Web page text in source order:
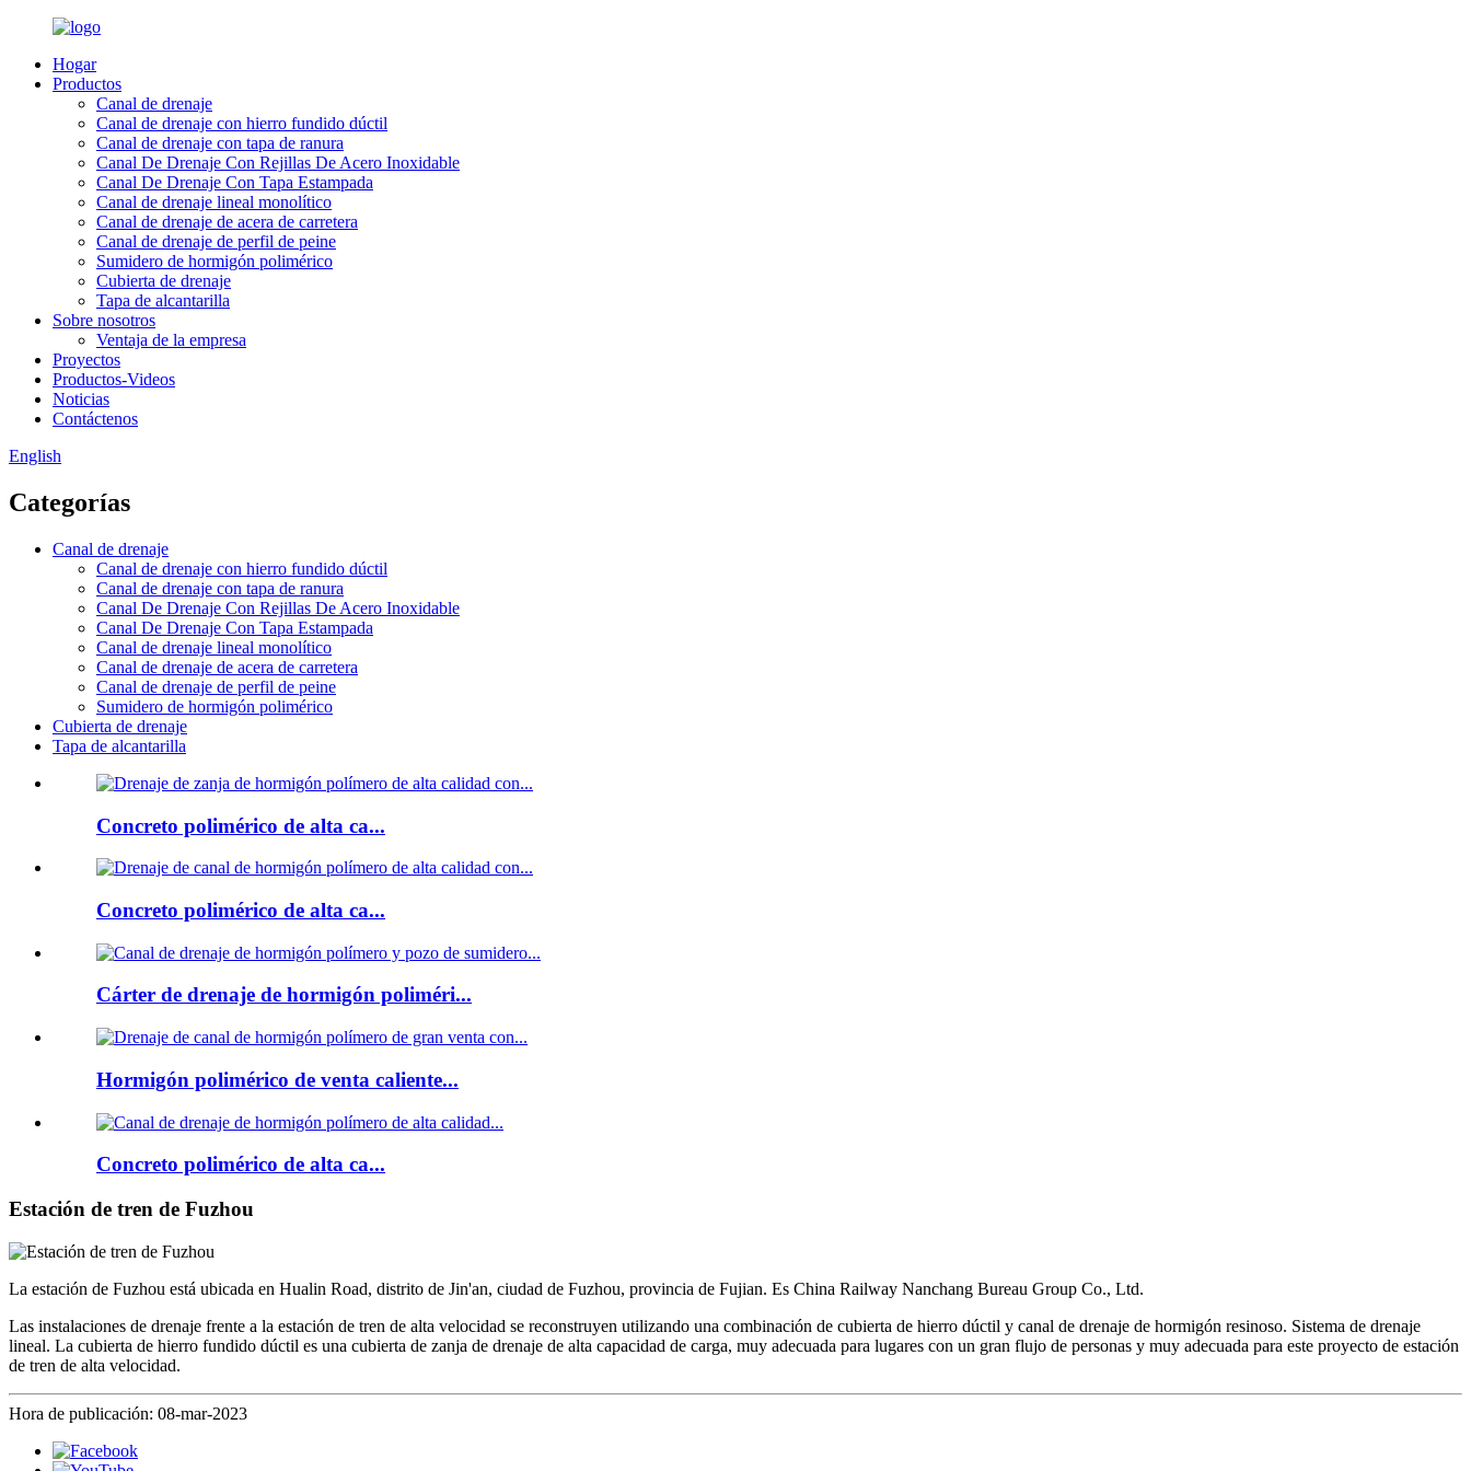
Hogar
Productos
Canal de drenaje
Canal de drenaje con hierro fundido dúctil
Canal de drenaje con tapa de ranura
Canal De Drenaje Con Rejillas De Acero Inoxidable
Canal De Drenaje Con Tapa Estampada
Canal de drenaje lineal monolítico
Canal de drenaje de acera de carretera
Canal de drenaje de perfil de peine
Sumidero de hormigón polimérico
Cubierta de drenaje
Tapa de alcantarilla
Sobre nosotros
Ventaja de la empresa
Proyectos
Productos-Videos
Noticias
Contáctenos
English
Categorías
Canal de drenaje
Canal de drenaje con hierro fundido dúctil
Canal de drenaje con tapa de ranura
Canal De Drenaje Con Rejillas De Acero Inoxidable
Canal De Drenaje Con Tapa Estampada
Canal de drenaje lineal monolítico
Canal de drenaje de acera de carretera
Canal de drenaje de perfil de peine
Sumidero de hormigón polimérico
Cubierta de drenaje
Tapa de alcantarilla
Concreto polimérico de alta ca...
Concreto polimérico de alta ca...
Cárter de drenaje de hormigón poliméri...
Hormigón polimérico de venta caliente...
Concreto polimérico de alta ca...
Estación de tren de Fuzhou
La estación de Fuzhou está ubicada en Hualin Road, distrito de Jin'an, ciudad de Fuzhou, provincia de Fujian. Es China Railway Nanchang Bureau Group Co., Ltd.
Las instalaciones de drenaje frente a la estación de tren de alta velocidad se reconstruyen utilizando una combinación de cubierta de hierro dúctil y canal de drenaje de hormigón resinoso. Sistema de drenaje
lineal. La cubierta de hierro fundido dúctil es una cubierta de zanja de drenaje de alta capacidad de carga, muy adecuada para lugares con un gran flujo de personas y muy adecuada para este proyecto de estación
de tren de alta velocidad.
Hora de publicación: 08-mar-2023